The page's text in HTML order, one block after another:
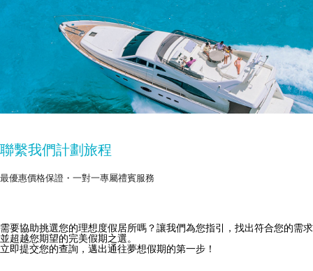
獲取 Zekkei Collection 獨家優惠
訂閱獨家優惠與旅行靈感
聯繫我們計劃旅程
最優惠價格保證・一對一專屬禮賓服務
需要協助挑選您的理想度假居所嗎？讓我們為您指引，找出符合您的需求
並超越您期望的完美假期之選。
立即提交您的查詢，邁出通往夢想假期的第一步！